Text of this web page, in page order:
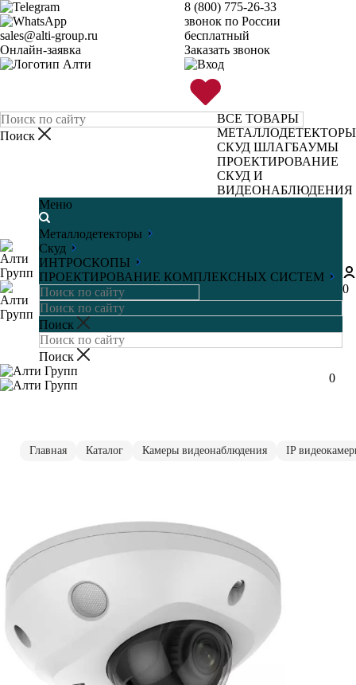
sales@alti-group.ru
Онлайн-заявка
8 (800) 775-26-33
звонок по России
бесплатный
Заказать звонок
ВСЕ ТОВАРЫ
МЕТАЛЛОДЕТЕКТОРЫ
СКУД ШЛАГБАУМЫ
ПРОЕКТИРОВАНИЕ
СКУД И
ВИДЕОНАБЛЮДЕНИЯ
Меню
Металлодетекторы
Скуд
ИНТРОСКОПЫ
ПРОЕКТИРОВАНИЕ КОМПЛЕКСНЫХ СИСТЕМ
0
0
Главная Каталог Камеры видеонаблюдения IP